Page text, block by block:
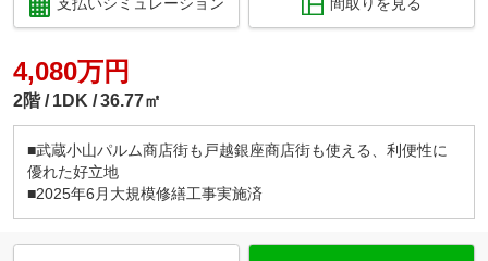
4,080万円
2階 1DK 36.77㎡
■武蔵小山パルム商店街も戸越銀座商店街も使える、利便性に
優れた好立地
■2025年6月大規模修繕工事実施済